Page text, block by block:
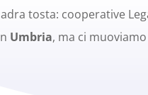
tosta: cooperative
Umbria, ma ci muoviamo